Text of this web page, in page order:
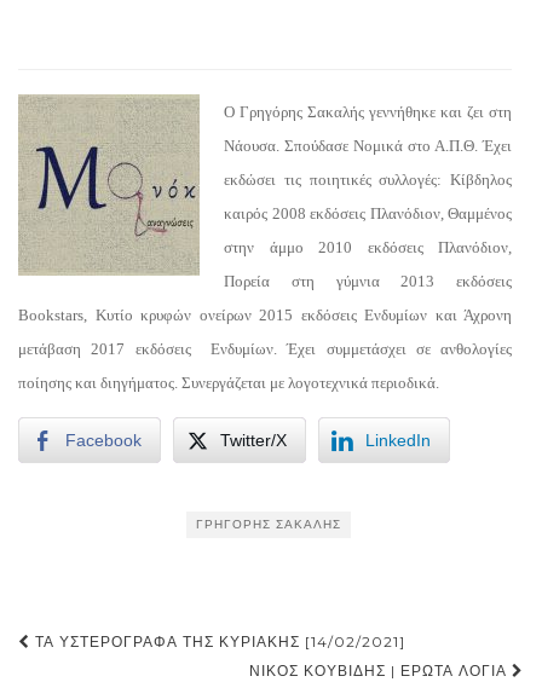
Ο Γρηγόρης Σακαλής γεννήθηκε και ζει στη
Νάουσα. Σπούδασε Νομικά στο Α.Π.Θ. Έχει
εκδώσει τις ποιητικές συλλογές: Κίβδηλος
καιρός 2008 εκδόσεις Πλανόδιον, Θαμμένος
στην άμμο 2010 εκδόσεις Πλανόδιον,
Πορεία στη γύμνια 2013 εκδόσεις
Bookstars, Κυτίο κρυφών ονείρων 2015 εκδόσεις Ενδυμίων και Άχρονη
μετάβαση 2017 εκδόσεις Ενδυμίων. Έχει συμμετάσχει σε ανθολογίες
ποίησης και διηγήματος. Συνεργάζεται με λογοτεχνικά περιοδικά.
Facebook Twitter/X LinkedIn
ΓΡΗΓΌΡΗΣ ΣΑΚΑΛΉΣ
Post
ΤΑ ΥΣΤΕΡΌΓΡΑΦΑ ΤΗΣ ΚΥΡΙΑΚΉΣ [14/02/2021]
ΝΊΚΟΣ ΚΟΥΒΊΔΗΣ | ΈΡΩΤΑ ΛΌΓΙΑ